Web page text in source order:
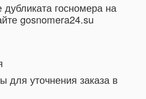
дубликата госномера на
gosnomera24.su
уточнения заказа в